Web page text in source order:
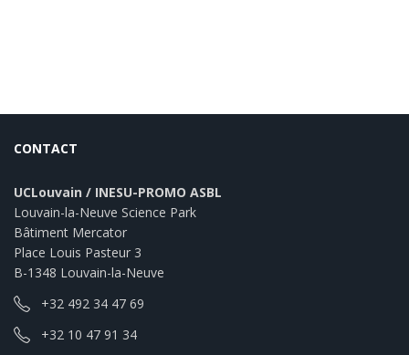
CONTACT
UCLouvain / INESU-PROMO ASBL
Louvain-la-Neuve Science Park
Bâtiment Mercator
Place Louis Pasteur 3
B-1348 Louvain-la-Neuve
+32 492 34 47 69
+32 10 47 91 34